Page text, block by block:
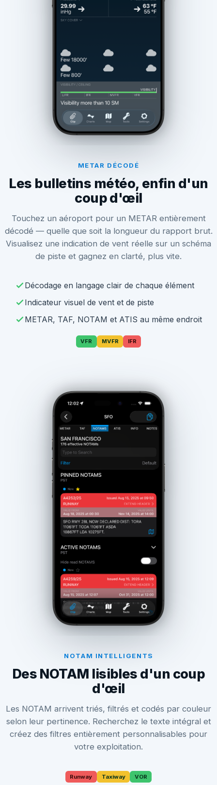
METAR DÉCODÉ
Les bulletins météo, enfin d'un
coup d'œil
Touchez un aéroport pour un METAR entièrement
décodé — quelle que soit la longueur du rapport brut.
Visualisez une indication de vent réelle sur un schéma
de piste et gagnez en clarté, plus vite.
Décodage en langage clair de chaque élément
Indicateur visuel de vent et de piste
METAR, TAF, NOTAM et ATIS au même endroit
VFR MVFR IFR
NOTAM INTELLIGENTS
Des NOTAM lisibles d'un coup
d'œil
Les NOTAM arrivent triés, filtrés et codés par couleur
selon leur pertinence. Recherchez le texte intégral et
créez des filtres entièrement personnalisables pour
votre exploitation.
Runway Taxiway VOR